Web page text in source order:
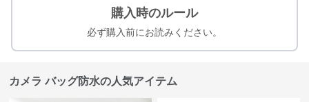
購入時のルール
必ず購入前にお読みください。
カメラ バッグ防水の人気アイテム